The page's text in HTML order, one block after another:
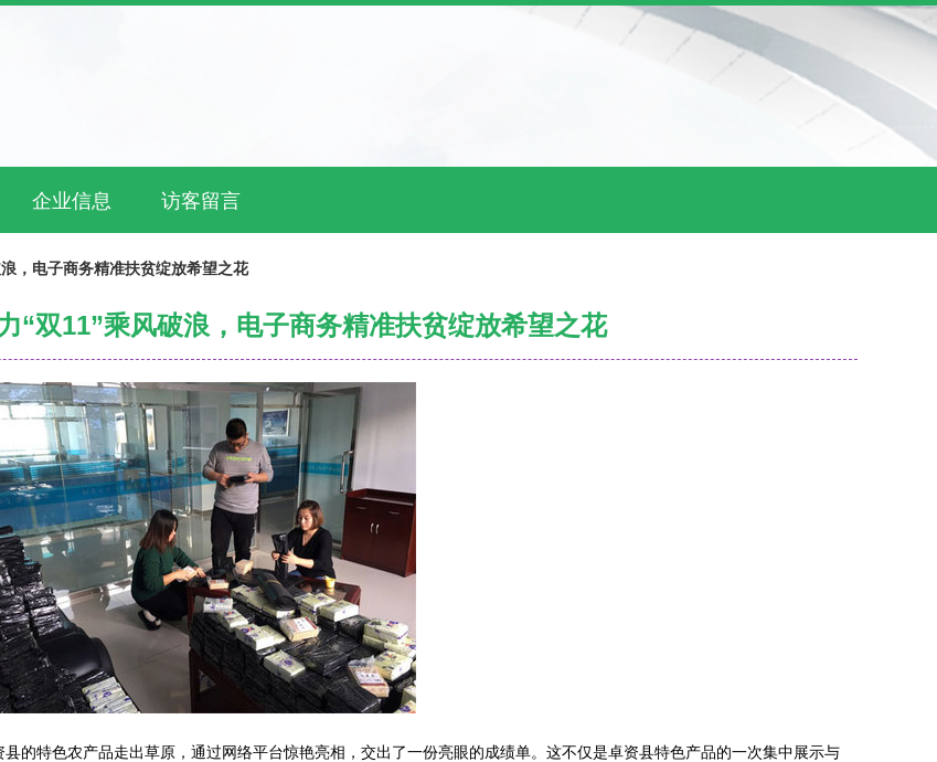
企业信息 访客留言
，电子商务精准扶贫绽放希望之花
“双11”乘风破浪，电子商务精准扶贫绽放希望之花
的特色农产品走出草原，通过网络平台惊艳亮相，交出了一份亮眼的成绩单。这不仅是卓资县特色产品的一次集中展示与